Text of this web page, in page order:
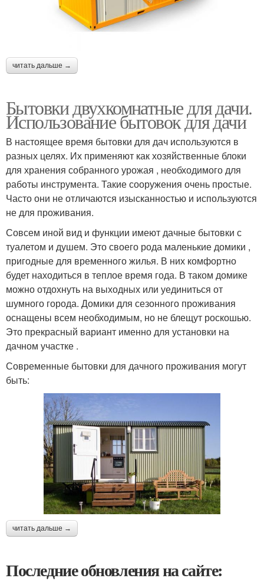
читать дальше →
Бытовки двухкомнатные для дачи.
Использование бытовок для дачи
В настоящее время бытовки для дач используются в
разных целях. Их применяют как хозяйственные блоки
для хранения собранного урожая , необходимого для
работы инструмента. Такие сооружения очень простые.
Часто они не отличаются изысканностью и используются
не для проживания.
Совсем иной вид и функции имеют дачные бытовки с
туалетом и душем. Это своего рода маленькие домики ,
пригодные для временного жилья. В них комфортно
будет находиться в теплое время года. В таком домике
можно отдохнуть на выходных или уединиться от
шумного города. Домики для сезонного проживания
оснащены всем необходимым, но не блещут роскошью.
Это прекрасный вариант именно для установки на
дачном участке .
Современные бытовки для дачного проживания могут
быть:
читать дальше →
Последние обновления на сайте: